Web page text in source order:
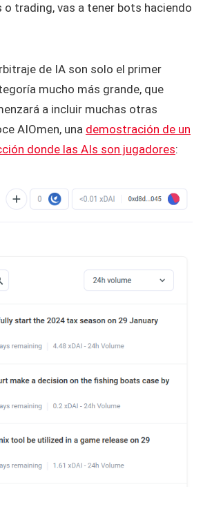
o trading, vas a tener bots haciendo
de IA son solo el primer
mucho más grande, que
a incluir muchas otras
AIOmen, una demostración de un
donde las AIs son jugadores: